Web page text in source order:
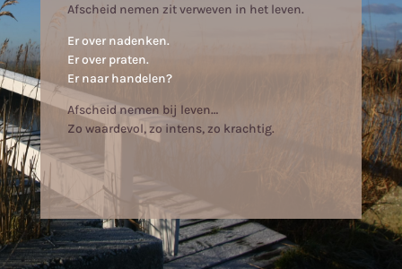
Afscheid nemen zit verweven in het leven.
Er over nadenken.
Er over praten.
Er naar handelen?
Afscheid nemen bij leven…
Zo waardevol, zo intens, zo krachtig.